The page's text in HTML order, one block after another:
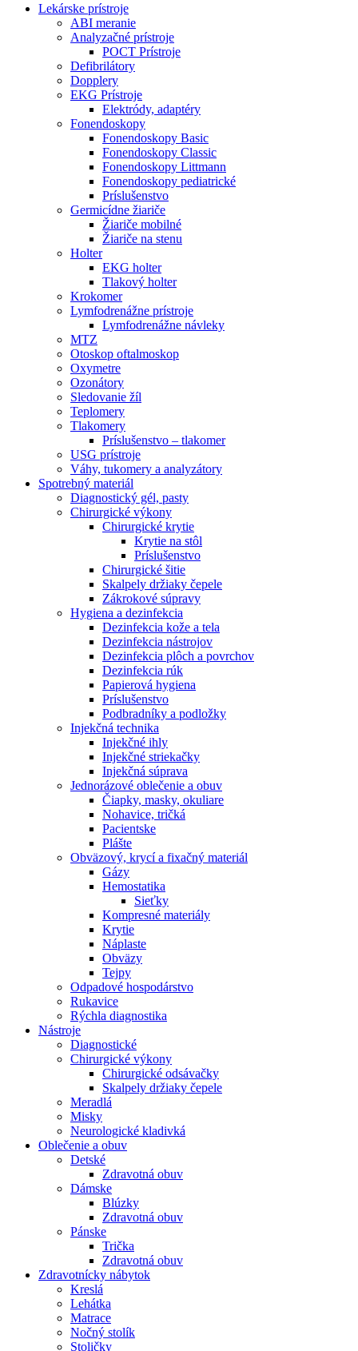
Lekárske prístroje
ABI meranie
Analyzačné prístroje
POCT Prístroje
Defibrilátory
Dopplery
EKG Prístroje
Elektródy, adaptéry
Fonendoskopy
Fonendoskopy Basic
Fonendoskopy Classic
Fonendoskopy Littmann
Fonendoskopy pediatrické
Príslušenstvo
Germicídne žiariče
Žiariče mobilné
Žiariče na stenu
Holter
EKG holter
Tlakový holter
Krokomer
Lymfodrenážne prístroje
Lymfodrenážne návleky
MTZ
Otoskop oftalmoskop
Oxymetre
Ozonátory
Sledovanie žíl
Teplomery
Tlakomery
Príslušenstvo – tlakomer
USG prístroje
Váhy, tukomery a analyzátory
Spotrebný materiál
Diagnostický gél, pasty
Chirurgické výkony
Chirurgické krytie
Krytie na stôl
Príslušenstvo
Chirurgické šitie
Skalpely držiaky čepele
Zákrokové súpravy
Hygiena a dezinfekcia
Dezinfekcia kože a tela
Dezinfekcia nástrojov
Dezinfekcia plôch a povrchov
Dezinfekcia rúk
Papierová hygiena
Príslušenstvo
Podbradníky a podložky
Injekčná technika
Injekčné ihly
Injekčné striekačky
Injekčná súprava
Jednorázové oblečenie a obuv
Čiapky, masky, okuliare
Nohavice, tričká
Pacientske
Plášte
Obväzový, krycí a fixačný materiál
Gázy
Hemostatika
Sieťky
Kompresné materiály
Krytie
Náplaste
Obväzy
Tejpy
Odpadové hospodárstvo
Rukavice
Rýchla diagnostika
Nástroje
Diagnostické
Chirurgické výkony
Chirurgické odsávačky
Skalpely držiaky čepele
Meradlá
Misky
Neurologické kladivká
Oblečenie a obuv
Detské
Zdravotná obuv
Dámske
Blúzky
Zdravotná obuv
Pánske
Trička
Zdravotná obuv
Zdravotnícky nábytok
Kreslá
Lehátka
Matrace
Nočný stolík
Stoličky